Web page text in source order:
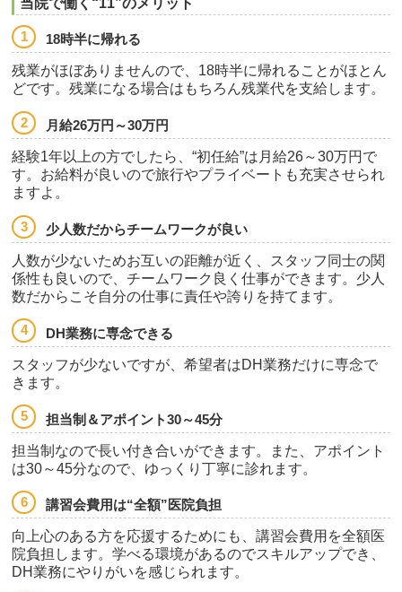
当院で働く“11”のメリット
18時半に帰れる
残業がほぼありませんので、18時半に帰れることがほとん
どです。残業になる場合はもちろん残業代を支給します。
月給26万円～30万円
経験1年以上の方でしたら、“初任給”は月給26～30万円で
す。お給料が良いので旅行やプライベートも充実させられ
ますよ。
少人数だからチームワークが良い
人数が少ないためお互いの距離が近く、スタッフ同士の関
係性も良いので、チームワーク良く仕事ができます。少人
数だからこそ自分の仕事に責任や誇りを持てます。
DH業務に専念できる
スタッフが少ないですが、希望者はDH業務だけに専念で
きます。
担当制＆アポイント30～45分
担当制なので長い付き合いができます。また、アポイント
は30～45分なので、ゆっくり丁寧に診れます。
講習会費用は“全額”医院負担
向上心のある方を応援するためにも、講習会費用を全額医
院負担します。学べる環境があるのでスキルアップでき、
DH業務にやりがいを感じられます。